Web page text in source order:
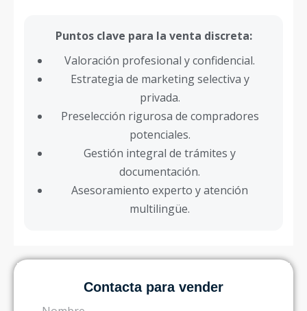
Puntos clave para la venta discreta:
Valoración profesional y confidencial.
Estrategia de marketing selectiva y
privada.
Preselección rigurosa de compradores
potenciales.
Gestión integral de trámites y
documentación.
Asesoramiento experto y atención
multilingüe.
Contacta para vender